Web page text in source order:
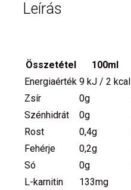
Leírás
Összetétel 100ml
Energiaérték 9 kJ / 2 kcal
Zsír
0g
Szénhidrát
0g
Rost
0,4g
Fehérje
0,2g
Só
0g
L-karnitin
133mg